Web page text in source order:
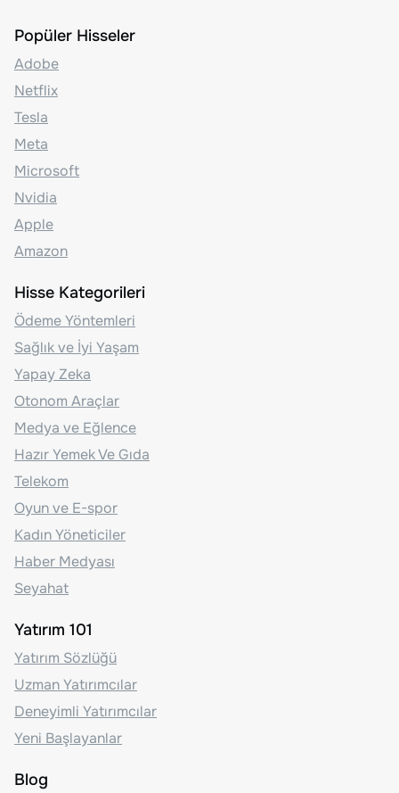
Popüler Hisseler
Adobe
Netflix
Tesla
Meta
Microsoft
Nvidia
Apple
Amazon
Hisse Kategorileri
Ödeme Yöntemleri
Sağlık ve İyi Yaşam
Yapay Zeka
Otonom Araçlar
Medya ve Eğlence
Hazır Yemek Ve Gıda
Telekom
Oyun ve E-spor
Kadın Yöneticiler
Haber Medyası
Seyahat
Yatırım 101
Yatırım Sözlüğü
Uzman Yatırımcılar
Deneyimli Yatırımcılar
Yeni Başlayanlar
Blog